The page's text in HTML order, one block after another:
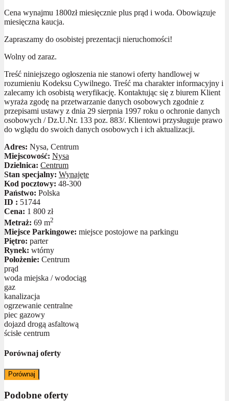
Cena wynajmu 1800zł miesięcznie plus prąd i woda. Obowiązuje
miesięczna kaucja.
Zapraszamy do osobistej prezentacji nieruchomości!
Wolny od zaraz.
Treść niniejszego ogłoszenia nie stanowi oferty handlowej w
rozumieniu Kodeksu Cywilnego. Treść ma charakter informacyjny i
zalecamy ich osobistą weryfikację. Kontaktując się z biurem Klient
wyraża zgodę na przetwarzanie danych osobowych zgodnie z
przepisami ustawy z dnia 29 sierpnia 1997 roku o ochronie danych
osobowych / Dz.U.Nr. 133 poz. 883/. Klientowi przysługuje prawo
do wglądu do swoich danych osobowych i ich aktualizacji.
Adres: Nysa, Centrum
Miejscowość: Nysa
Dzielnica: Centrum
Stan specjalny: Wynajęte
Kod pocztowy: 48-300
Państwo: Polska
ID : 51744
Cena: 1 800 zł
Metraż: 69 m2
Miejsce Parkingowe: miejsce postojowe na parkingu
Piętro: parter
Rynek: wtórny
Położenie: Centrum
prąd
woda miejska / wodociąg
gaz
kanalizacja
ogrzewanie centralne
piec gazowy
dojazd drogą asfaltową
ścisłe centrum
Porównaj oferty
Porównaj
Podobne oferty